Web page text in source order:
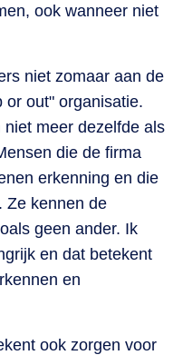
ook wanneer niet
niet zomaar aan de
or out" organisatie.
meer dezelfde als
die de firma
erkenning en die
Ze kennen de
geen ander. Ik
en dat betekent
en
ook zorgen voor